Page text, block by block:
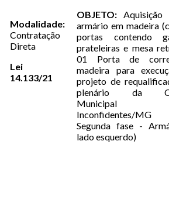
Modalidade:
Contratação
Direta
Lei
14.133/21
OBJETO:
armário em madeira
portas contendo
prateleiras e mesa
01 Porta de
madeira para
projeto de
plenário da
Municipal
Inconfidentes/
Segunda fase -
lado esquerdo)